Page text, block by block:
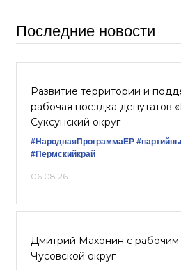
Последние новости
Развитие территории и
рабочая поездка депутатов
Суксунский округ
#НароднаяПрограммаЕР
#Пермскийкрай
06.08.26
Дмитрий Махонин с рабочим
Чусовской округ